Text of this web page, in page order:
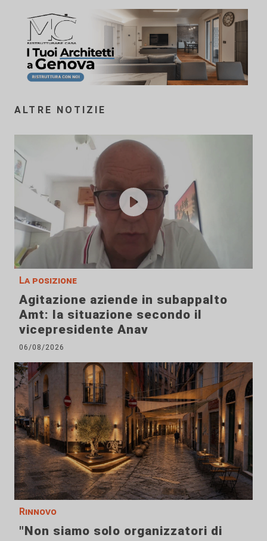
ALTRE NOTIZIE
La posizione
Agitazione aziende in subappalto
Amt: la situazione secondo il
vicepresidente Anav
06/08/2026
Rinnovo
"Non siamo solo organizzatori di